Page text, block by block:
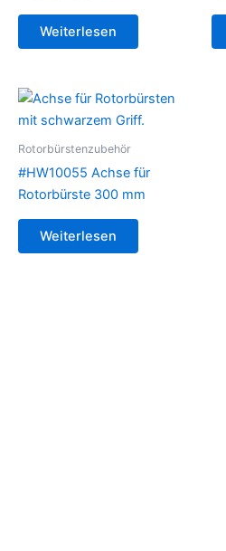
Weiterlesen
Rotorbürstenzubehör
#HW10055 Achse für
Rotorbürste 300 mm
Weiterlesen